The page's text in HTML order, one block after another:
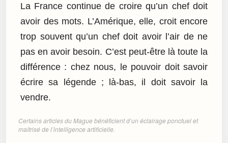
La France continue de croire qu’un chef doit
avoir des mots. L’Amérique, elle, croit encore
trop souvent qu’un chef doit avoir l’air de ne
pas en avoir besoin. C’est peut-être là toute la
différence : chez nous, le pouvoir doit savoir
écrire sa légende ; là-bas, il doit savoir la
vendre.
Certains articles du Mague bénéficient d’un éclairage ponctuel et
maîtrisé de l’intelligence artificielle.